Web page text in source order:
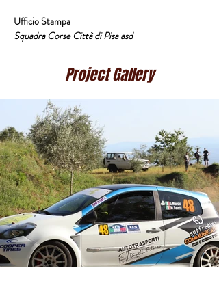
Ufficio Stampa
Squadra Corse Città di Pisa asd
Project Gallery